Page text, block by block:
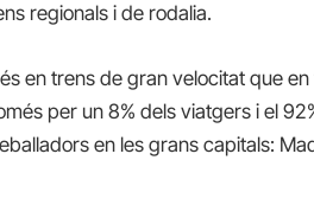
regionals i de rodalia.
en trens de gran velocitat que
per un 8% dels viatgers i el
en les grans capitals: